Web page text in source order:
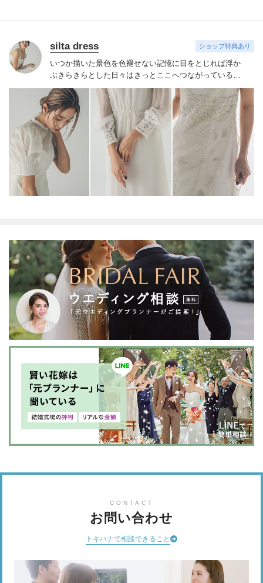
silta dress ショップ特典あり
いつか描いた景色を色褪せない記憶に 目をとじれば浮か
ぶきらきらとした日々は きっとここへつながっている
さな頃の宝物に出会うような大切な一着を淡くやさしい
ピンクに滲んだ夕空 風に舞うたんぽぽのわたげ 目に移る
美しさを心に描き出す 新しい朝ひかりの扉をあけて幸せ
に向って歩みつづける
花嫁さまへ思いをこめて
CONTACT
お問い合わせ
トキハナで相談できること